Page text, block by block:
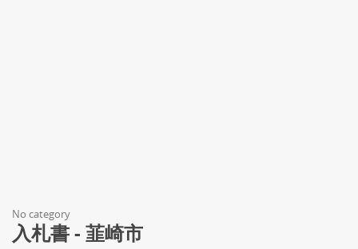
No category
入札書 - 韮崎市